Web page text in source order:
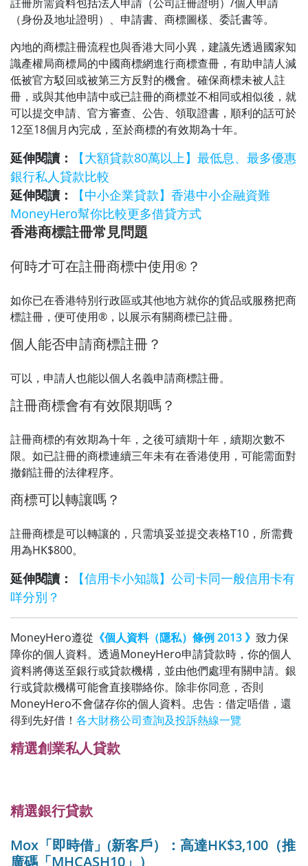
（身份及地址證明）、申請書、商標圖樣、委託書等。
內地的商標註冊流程也與香港大同小異，建議先透過國家知
識產權局商標局的中國商標網進行商標查冊，有助申請人減
低被官方駁回或被第三方反對的機會。確保商標未被人註
冊，或與其他申請中或已註冊的商標並不相同或相似後，就
可以提交申請、官方審查、公告、領取證書，順利的話可於
12至18個月內完成，至於商標的有效期為十年。
延伸閱讀：
【大額貸款80萬以上】最低息、最多優惠
銀行私人貸款比較
延伸閱讀：
【中小企業貸款】香港中小企融資難
MoneyHero幫你比較更多借貸方式
香港商標註冊常見問題
何時才可在註冊商標中使用®？
如你已在香港特別行政區或其他地方就你的貨品或服務把商
標註冊，便可使用®，以展示有關商標已註冊。
個人能否申請商標註冊？
可以，申請人也能以個人名義申請商標註冊。
註冊商標會有有效限期嗎？
註冊商標的有效期為十年，之後可續期十年，續期次數不
限。如已註冊的商標連續三年未有在香港使用，可能需面對
撤銷註冊的法律程序。
商標可以轉讓嗎？
註冊商標是可以轉讓的，只需填妥並提交表格T10，所需費
用為HK$800。
延伸閱讀：
【信用卡小知識】公司卡同一般信用卡有
咩分別？
MoneyHero遵從 《個人資料（隱私）條例 2013 》 致力保
障你的個人資料。透過MoneyHero申請貸款時，你的個人
資料將傳送至銀行或貸款機構，並由他們處理有關申請。銀
行或貸款機構可能會直接聯絡你。除非你同意，否則
MoneyHero不會儲存你的個人資料。忠告：借定唔借，還
得到先好借！ 各大財務公司查詢及投訴熱線一覽
精選創業私人貸款
精選銀行貸款
Mox「即時借」(新客戶）：高達HK$3,100（推
廣碼「MHCASH10」）